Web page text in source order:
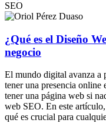
SEO
¿Qué es el Diseño
negocio
El mundo digital avanza a
tener una presencia online
tener una página web si
web SEO. En este
qué es crucial para